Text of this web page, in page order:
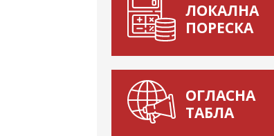
ЛОКАЛНА
ПОРЕСКА
ОГЛАСНА
ТАБЛА